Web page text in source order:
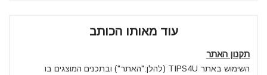
עוד מאותו הכותב
תקנון האתר
השימוש באתר TIPS4U (להלן:"האתר") ובתכנים המוצגים בו